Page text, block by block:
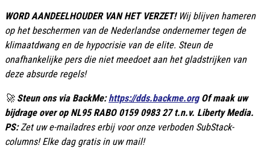
WORD AANDEELHOUDER VAN HET VERZET! Wij blijven hameren
op het beschermen van de Nederlandse ondernemer tegen de
klimaatdwang en de hypocrisie van de elite. Steun de
onafhankelijke pers die niet meedoet aan het gladstrijken van
deze absurde regels!
🚀 Steun ons via BackMe: https://dds.backme.org Of maak uw
bijdrage over op NL95 RABO 0159 0983 27 t.n.v. Liberty Media.
PS: Zet uw e-mailadres erbij voor onze verboden SubStack-
columns! Elke dag gratis in uw mail!